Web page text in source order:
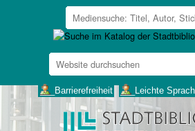
Website
durchsuchen
___Barrierefreiheit ___Leichte